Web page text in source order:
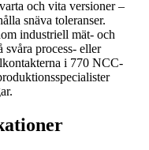
och vita versioner –
snäva toleranser.
industriell mät- och
svåra process- eller
i 770 NCC-